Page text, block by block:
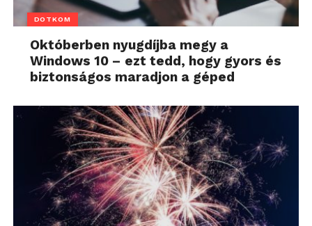
DOTKOM
Októberben nyugdíjba megy a
Windows 10 – ezt tedd, hogy gyors és
biztonságos maradjon a géped